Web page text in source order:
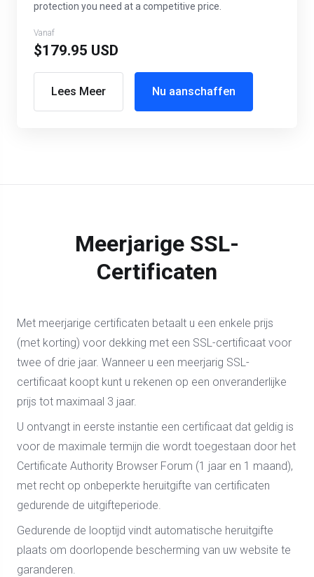
protection you need at a competitive price.
Vanaf
$179.95 USD
Lees Meer Nu aanschaffen
Meerjarige SSL-
Certificaten
Met meerjarige certificaten betaalt u een enkele prijs
(met korting) voor dekking met een SSL-certificaat voor
twee of drie jaar. Wanneer u een meerjarig SSL-
certificaat koopt kunt u rekenen op een onveranderlijke
prijs tot maximaal 3 jaar.
U ontvangt in eerste instantie een certificaat dat geldig is
voor de maximale termijn die wordt toegestaan door het
Certificate Authority Browser Forum (1 jaar en 1 maand),
met recht op onbeperkte heruitgifte van certificaten
gedurende de uitgifteperiode.
Gedurende de looptijd vindt automatische heruitgifte
plaats om doorlopende bescherming van uw website te
garanderen.